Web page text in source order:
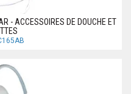
- ACCESSOIRES DE DOUCHE ET